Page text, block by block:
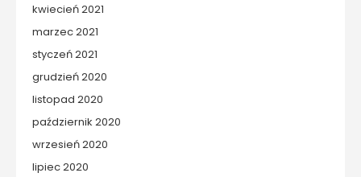
kwiecień 2021
marzec 2021
styczeń 2021
grudzień 2020
listopad 2020
październik 2020
wrzesień 2020
lipiec 2020